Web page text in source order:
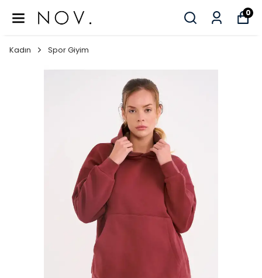
0
Kadın Spor Giyim